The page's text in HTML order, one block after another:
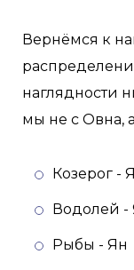
Вернёмся к
наглядности
мы не с Овна,
Козерог -
Водолей -
Рыбы - Ян